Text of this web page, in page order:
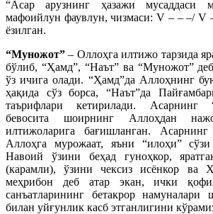
“Асар арузнинг ҳазажи мусаддаси
мафоийлун фаувлун, чизмаси: V – – –/ V
ёзилган.
“Муножот” – Оллоҳга илтижо тарзида
бўлиб, “Ҳамд”, “Наът” ва “Муножот”
ўз ичига олади. “Ҳамд”да Аллоҳнинг
ҳақида сўз борса, “Наът”да
таърифлари кетирилади. Асарнинг
бевосита шоирнинг Аллоҳдан
илтижоларига бағишланган.
Аллоҳга мурожаат, яъни “илоҳи”
Навоий ўзини беҳад гуноҳкор,
(карамли), ўзини чексиз исёнкор ва
меҳрибон деб атар экан, ички
санъатларининг бетакрор намуналари
билан уйғунлик касб этганлигини